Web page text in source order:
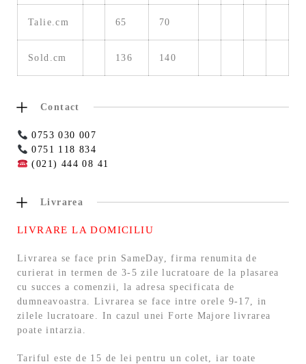
Talie.cm 65 70
Sold.cm 136 140
Contact
0753 030 007
0751 118 834
(021) 444 08 41
Livrarea
LIVRARE LA DOMICILIU
Livrarea se face prin SameDay, firma renumita de
curierat in termen de 3-5 zile lucratoare de la plasarea
cu succes a comenzii, la adresa specificata de
dumneavoastra. Livrarea se face intre orele 9-17, in
zilele lucratoare. In cazul unei Forte Majore livrarea
poate intarzia.
Tariful este de 15 de lei pentru un colet, iar toate